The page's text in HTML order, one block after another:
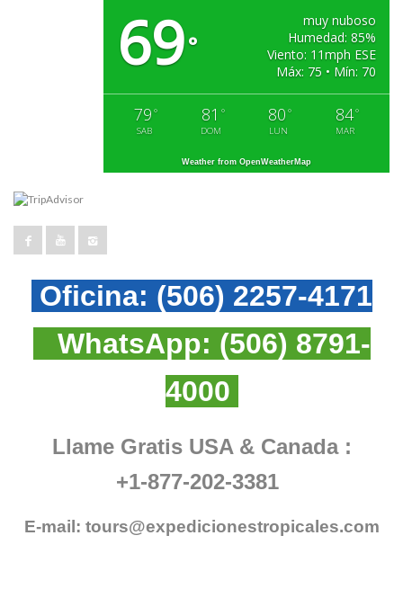
69°
muy nuboso
Humedad: 85%
Viento: 11mph ESE
Máx: 75 • Mín: 70
79 °
SAB
81 °
DOM
80 °
LUN
84°
MAR
Weather from OpenWeatherMap
Oficina: (506) 2257-4171
WhatsApp: (506) 8791-
4000
Llame Gratis USA & Canada :
+1-877-202-3381
E-mail: tours@expedicionestropicales.com